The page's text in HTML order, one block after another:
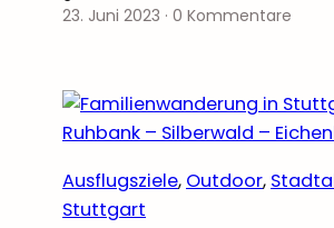
23. Juni 2023 · 0 Kommentare
Ausflugsziele, Outdoor,
Stuttgart